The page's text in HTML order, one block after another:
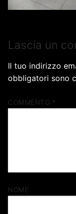
Lascia un
Il tuo indirizzo
obbligatori sono
COMMENTO *
NOME